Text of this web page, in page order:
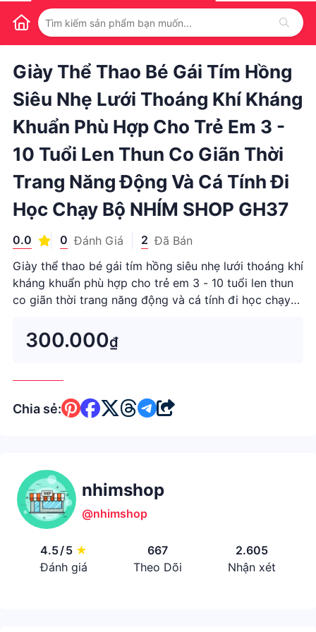
1 / 1
Giày Thể Thao Bé Gái Tím Hồng
Siêu Nhẹ Lưới Thoáng Khí Kháng
Khuẩn Phù Hợp Cho Trẻ Em 3 -
10 Tuổi Len Thun Co Giãn Thời
Trang Năng Động Và Cá Tính Đi
Học Chạy Bộ NHÍM SHOP GH37
0.0 0 Đánh Giá 2 Đã Bán
Giày thể thao bé gái tím hồng siêu nhẹ lưới thoáng khí
kháng khuẩn phù hợp cho trẻ em 3 - 10 tuổi len thun
co giãn thời trang năng động và cá tính đi học chạy
300.000₫
Chia sẻ:
nhimshop
@nhimshop
4.5/5 ★
Đánh giá
667
Theo Dõi
2.605
Nhận xét